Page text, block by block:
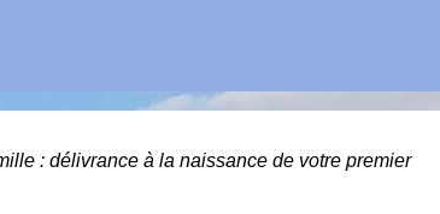
: délivrance à la naissance de votre premier